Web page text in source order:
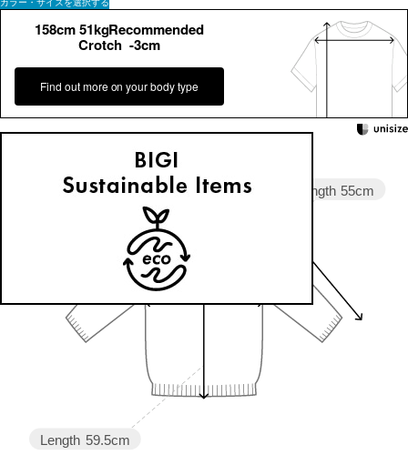
158cm 51kgRecommended
Crotch -3cm
Find out more on your body type
Sleeve length 55cm
Length 59.5cm
Shoulder width 43.5cm